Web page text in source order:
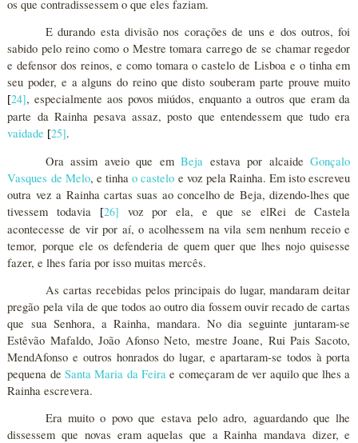
os que contradissessem o que eles faziam.
E durando esta divisão nos corações de uns e dos outros, foi
sabido pelo reino como o Mestre tomara carrego de se chamar regedor
e defensor dos reinos, e como tomara o castelo de Lisboa e o tinha em
seu poder, e a alguns do reino que disto souberam parte prouve muito
[24], especialmente aos povos miúdos, enquanto a outros que eram da
parte da Rainha pesava assaz, posto que entendessem que tudo era
vaidade [25].
Ora assim aveio que emBeja estava por alcaideGonçalo
Vasques de Melo, e tinhao castelo e voz pela Rainha. Em isto escreveu
outra vez a Rainha cartas suas ao concelho de Beja, dizendo-lhes que
tivessem todavia
[26] voz por ela, e que se elRei de Castela
acontecesse de vir por aí, o acolhessem na vila sem nenhum receio e
temor, porque ele os defenderia de quem quer que lhes nojo quisesse
fazer, e lhes faria por isso muitas mercês.
As cartas recebidas pelos principais do lugar, mandaram deitar
pregão pela vila de que todos ao outro dia fossem ouvir recado de cartas
que sua Senhora, a Rainha, mandara. No dia seguinte juntaram-se
Estêvão Mafaldo, João Afonso Neto, mestre Joane, Rui Pais Sacoto,
MendAfonso e outros honrados do lugar, e apartaram-se todos à porta
pequena deSanta Maria da Feira e começaram de ver aquilo que lhes a
Rainha escrevera.
Era muito o povo que estava pelo adro, aguardando que lhe
dissessem que novas eram aquelas que a Rainha mandava dizer, e